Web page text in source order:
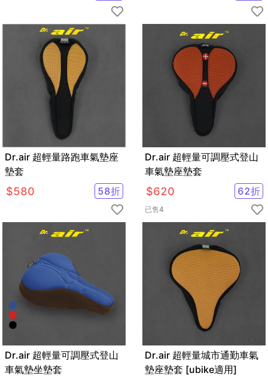
Dr.air 超輕量路跑車氣墊座
墊套
$580 58折
Dr.air 超輕量可調壓式登山
車氣墊座墊套
$620 62折
已售4
Dr.air 超輕量可調壓式登山
車氣墊坐墊套
Dr.air 超輕量城市通勤車氣
墊座墊套 [ubike適用]